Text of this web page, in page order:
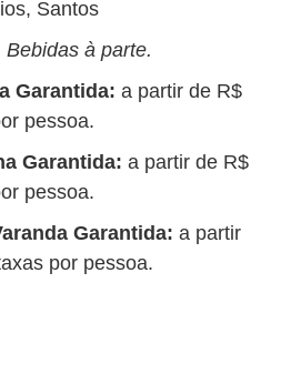
Santos
à parte.
Garantida: a partir de R$
pessoa.
Garantida: a partir de R$
pessoa.
Garantida: a partir
por pessoa.